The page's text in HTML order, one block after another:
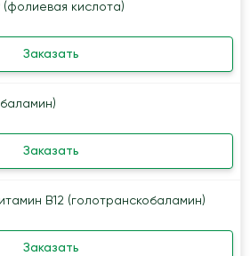
(фолиевая кислота)
Заказать
Заказать
B12 (голотранскобаламин)
Заказать